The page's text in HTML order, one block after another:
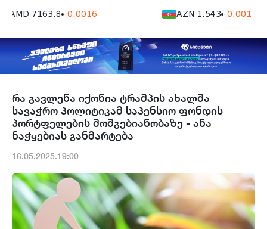
AMD 7163.8 -0.0016 AZN 1.543 -0.001
რა გავლენა იქონია ტრამპის ახალმა
სავაჭრო პოლიტიკამ საპენსიო ფონდის
პორტფელების მომგებიანობაზე - ანა
ნაჭყებიას განმარტება
16.05.2025.19:00